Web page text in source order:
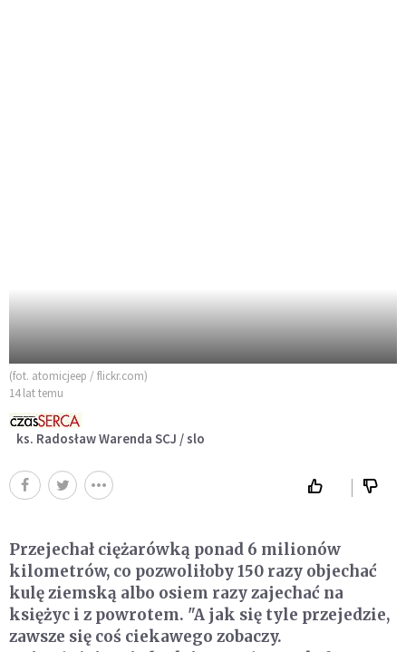
(fot. atomicjeep / flickr.com)
14 lat temu
ks. Radosław Warenda SCJ / slo
Przejechał ciężarówką ponad 6 milionów
kilometrów, co pozwoliłoby 150 razy objechać
kulę ziemską albo osiem razy zajechać na
księżyc i z powrotem. "A jak się tyle przejedzie,
zawsze się coś ciekawego zobaczy.